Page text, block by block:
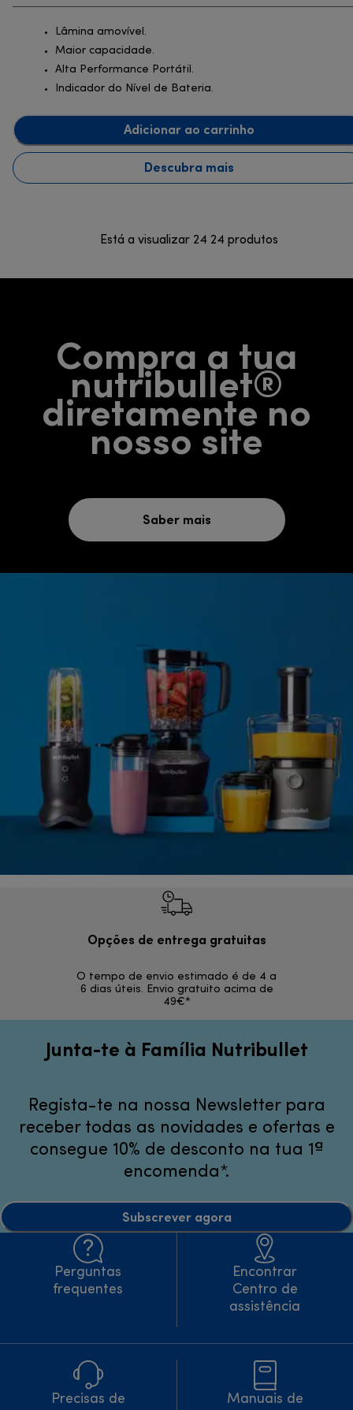
Lâmina amovível.
Maior capacidade.
Alta Performance Portátil.
Indicador do Nível de Bateria.
Adicionar ao carrinho
Descubra mais
Está a visualizar 24 24 produtos
Compra a tua
nutribullet®
diretamente no
nosso site
Saber mais
Opções de entrega gratuitas
O tempo de envio estimado é de 4 a
6 dias úteis. Envio gratuito acima de
49€*
Junta-te à Família Nutribullet
Regista-te na nossa Newsletter para
receber todas as novidades e ofertas e
consegue 10% de desconto na tua 1ª
encomenda*.
Subscrever agora
Perguntas
frequentes
Encontrar
Centro de
assistência
Precisas de Manuais de